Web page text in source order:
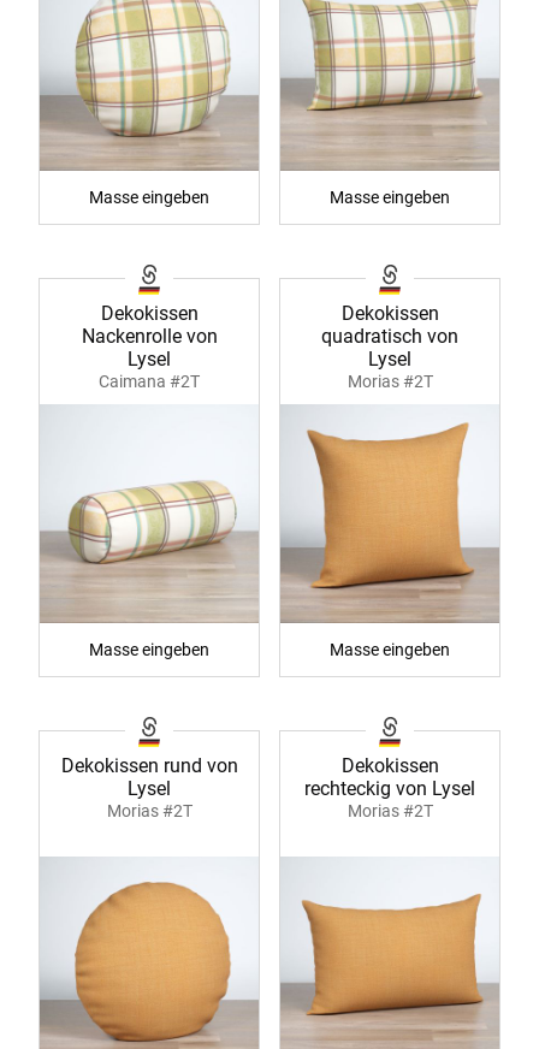
Masse eingeben Masse eingeben
Dekokissen
Nackenrolle von
Lysel
Caimana #2T
Masse eingeben
Dekokissen
quadratisch von
Lysel
Morias #2T
Masse eingeben
Dekokissen rund von
Lysel
Morias #2T
Dekokissen
rechteckig von Lysel
Morias #2T